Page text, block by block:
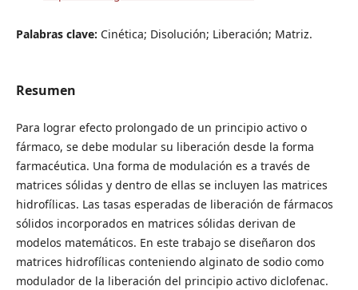
Palabras clave: Cinética; Disolución; Liberación; Matriz.
Resumen
Para lograr efecto prolongado de un principio activo o
fármaco, se debe modular su liberación desde la forma
farmacéutica. Una forma de modulación es a través de
matrices sólidas y dentro de ellas se incluyen las matrices
hidrofílicas. Las tasas esperadas de liberación de fármacos
sólidos incorporados en matrices sólidas derivan de
modelos matemáticos. En este trabajo se diseñaron dos
matrices hidrofílicas conteniendo alginato de sodio como
modulador de la liberación del principio activo diclofenac.